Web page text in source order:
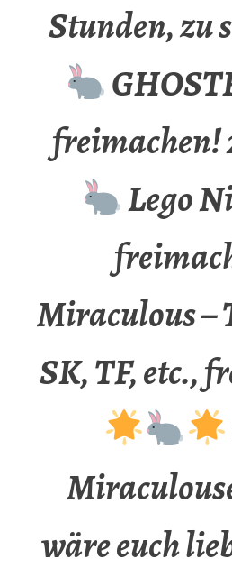
Stunden, zu
freimachen!
Lego
Miraculous –
SK, TF, etc.,
wäre euch